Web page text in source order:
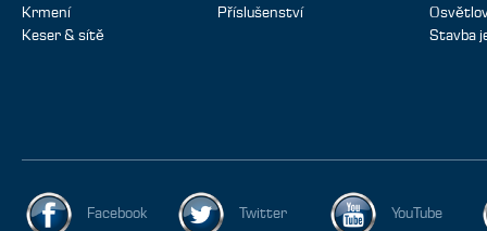
Krmení
Keser & sítě
Příslušenství
Stavba
Facebook Twitter YouTube